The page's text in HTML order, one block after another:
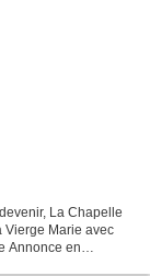
La Chapelle
Vierge Marie avec
Annonce en